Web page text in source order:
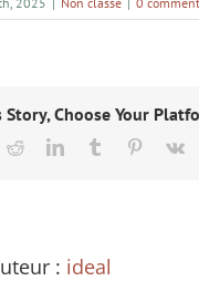
Story, Choose Your
RedditLinkedInTumblr Pinterest
Vk
: ideal